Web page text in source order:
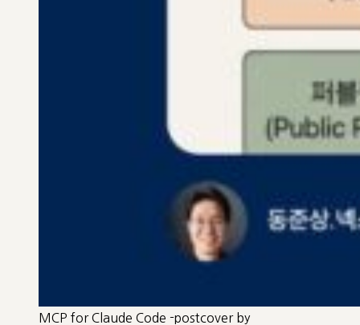
MCP for Claude Code -postcover by